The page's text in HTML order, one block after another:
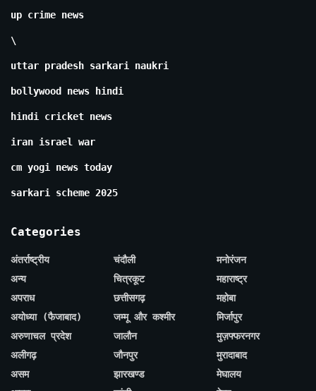
up crime news
\
uttar pradesh sarkari naukri
bollywood news hindi
hindi cricket news
iran israel war
cm yogi news today
sarkari scheme 2025
Categories
अंतर्राष्ट्रीय
अन्य
अपराध
अयोध्या (फैजाबाद)
अरुणाचल प्रदेश
अलीगढ़
असम
चंदौली
चित्रकूट
छत्तीसगढ़
जम्मू और कश्मीर
जालौन
जौनपुर
झारखण्ड
मनोरंजन
महाराष्ट्र
महोबा
मिर्जापुर
मुज़फ्फरनगर
मुरादाबाद
मेघालय